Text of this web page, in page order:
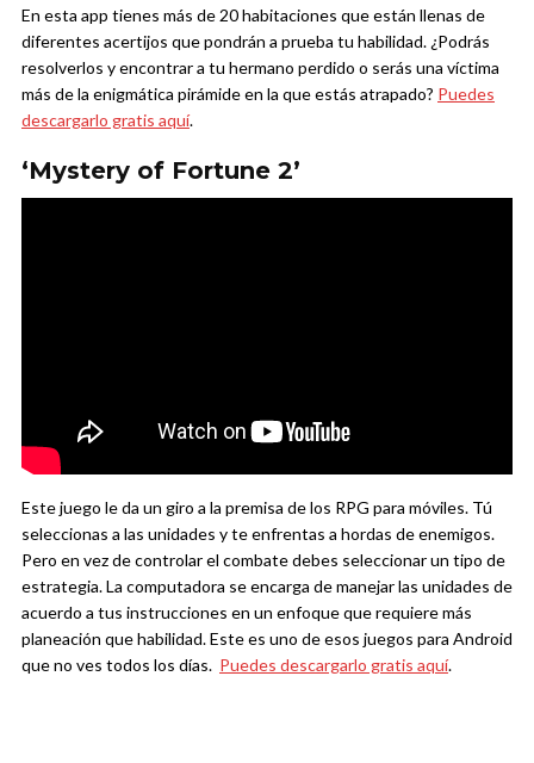
En esta app tienes más de 20 habitaciones que están llenas de
diferentes acertijos que pondrán a prueba tu habilidad. ¿Podrás
resolverlos y encontrar a tu hermano perdido o serás una víctima
más de la enigmática pirámide en la que estás atrapado? Puedes
descargarlo gratis aquí.
‘Mystery of Fortune 2’
Este juego le da un giro a la premisa de los RPG para móviles. Tú
seleccionas a las unidades y te enfrentas a hordas de enemigos.
Pero en vez de controlar el combate debes seleccionar un tipo de
estrategia. La computadora se encarga de manejar las unidades de
acuerdo a tus instrucciones en un enfoque que requiere más
planeación que habilidad. Este es uno de esos juegos para Android
que no ves todos los días. Puedes descargarlo gratis aquí.